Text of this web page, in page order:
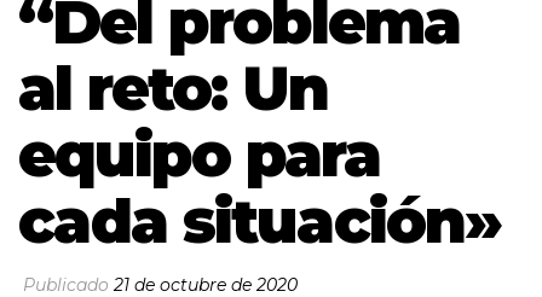
“Del problema
al reto: Un
equipo para
cada situación»
Publicado21 de octubre de 2020